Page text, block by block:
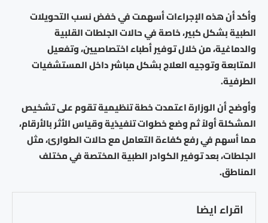
وأكد أن هذه الإجراءات أسهمت في خفض نسب التحويلات
الطبية بشكل كبير، خاصة في حالات الجلطات القلبية
والدماغية، من خلال توفير أطباء اختصاصيين، وتفعيل
المتابعة وتوجيه العلاج بشكل مباشر داخل المستشفيات
الطرفية.
وأوضح أن الوزارة اعتمدت خطة تنظيمية تقوم على تشخيص
المشكلة أولاً ثم وضع خطوات تنفيذية وقياس الأثر بالأرقام،
مما أسهم في رفع كفاءة التعامل مع حالات الطوارئ، مثل
الجلطات، بعد توفير الكوادر الطبية المختصة في مختلف
المناطق.
اقراء ايضا